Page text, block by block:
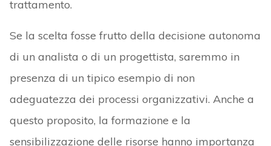
trattamento.
Se la scelta fosse frutto della decisione autonoma
di un analista o di un progettista, saremmo in
presenza di un tipico esempio di non
adeguatezza dei processi organizzativi. Anche a
questo proposito, la formazione e la
sensibilizzazione delle risorse hanno importanza